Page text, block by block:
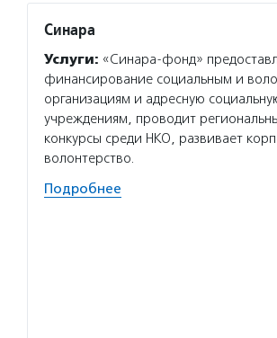
Синара
Услуги: «Синара-фонд»
финансирование социальным и
организациям и адресную
учреждениям, проводит
конкурсы среди НКО, развивает
волонтерство.
Подробнее